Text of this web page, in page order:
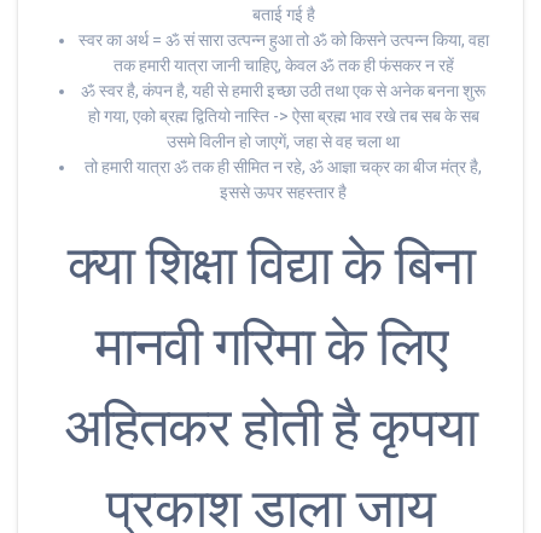
बताई गई है
स्वर का अर्थ = ॐ सं सारा उत्पन्न हुआ तो ॐ को किसने उत्पन्न किया, वहा
तक हमारी यात्रा जानी चाहिए, केवल ॐ तक ही फंसकर न रहें
ॐ स्वर है, कंपन है, यही से हमारी इच्छा उठी तथा एक से अनेक बनना शुरू
हो गया, एको ब्रह्म द्वितियो नास्ति -> ऐसा ब्रह्म भाव रखे तब सब के सब
उसमे विलीन हो जाएगें, जहा से वह चला था
तो हमारी यात्रा ॐ तक ही सीमित न रहे, ॐ आज्ञा चक्र का बीज मंत्र है,
इससे ऊपर सहस्तार है
क्या शिक्षा विद्या के बिना
मानवी गरिमा के लिए
अहितकर होती है कृपया
प्रकाश डाला जाय